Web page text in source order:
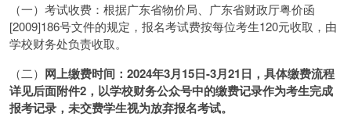
（一）考试收费：根据广东省物价局、广东省财政厅粤价函
[2009]186号文件的规定，报名考试费按每位考生120元收取，由
学校财务处负责收取。
（二） 网上缴费时间：2024年3月15日-3月21日，具体缴费流程
详见后面附件2，以学校财务公众号中的缴费记录作为考生完成
报考记录，未交费学生视为放弃报名考试。